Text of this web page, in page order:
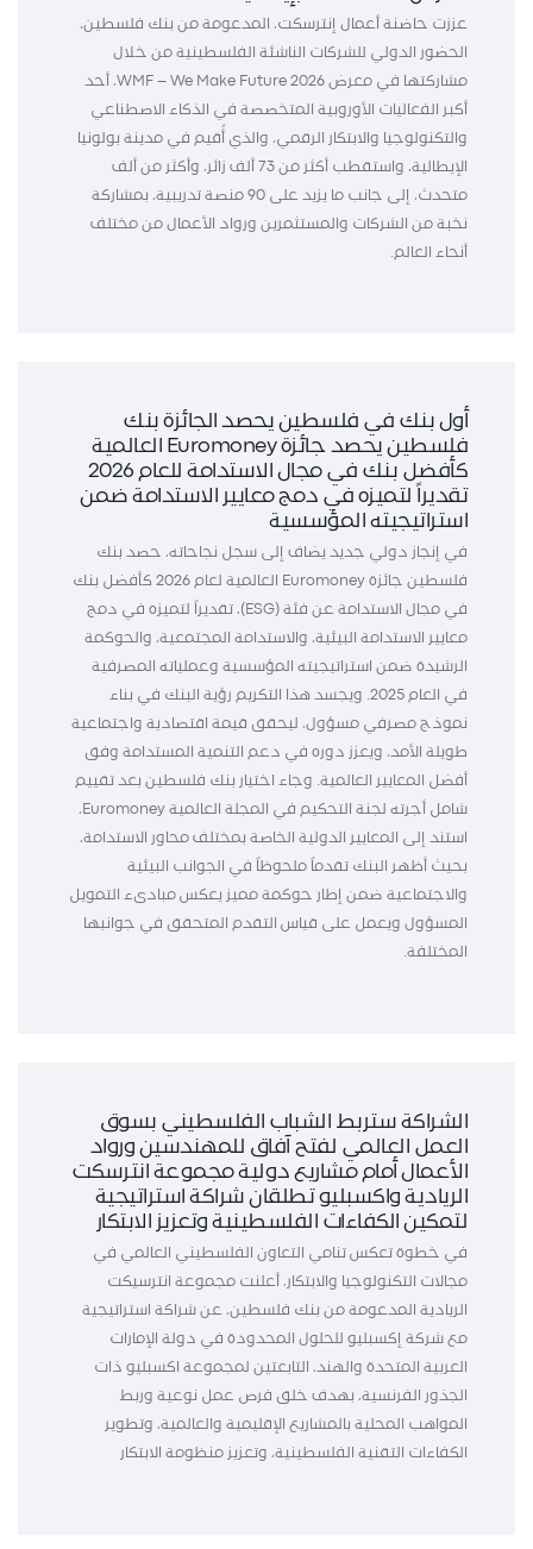
عززت حاضنة أعمال إنترسكت، المدعومة من بنك فلسطين،
الحضور الدولي للشركات الناشئة الفلسطينية من خلال
مشاركتها في معرض WMF – We Make Future 2026، أحد
أكبر الفعاليات الأوروبية المتخصصة في الذكاء الاصطناعي
والتكنولوجيا والابتكار الرقمي، والذي أُقيم في مدينة بولونيا
الإيطالية، واستقطب أكثر من 73 ألف زائر، وأكثر من ألف
متحدث، إلى جانب ما يزيد على 90 منصة تدريبية، بمشاركة
نخبة من الشركات والمستثمرين ورواد الأعمال من مختلف
أنحاء العالم.
أول بنك في فلسطين يحصد الجائزة بنك
فلسطين يحصد جائزة Euromoney العالمية
كأفضل بنك في مجال الاستدامة للعام 2026
تقديراً لتميزه في دمج معايير الاستدامة ضمن
استراتيجيته المؤسسية
في إنجاز دولي جديد يضاف إلى سجل نجاحاته، حصد بنك
فلسطين جائزة Euromoney العالمية لعام 2026 كأفضل بنك
في مجال الاستدامة عن فئة (ESG)، تقديراً لتميزه في دمج
معايير الاستدامة البيئية، والاستدامة المجتمعية، والحوكمة
الرشيدة ضمن استراتيجيته المؤسسية وعملياته المصرفية
في العام 2025. ويجسد هذا التكريم رؤية البنك في بناء
نموذج مصرفي مسؤول، ليحقق قيمة اقتصادية واجتماعية
طويلة الأمد، ويعزز دوره في دعم التنمية المستدامة وفق
أفضل المعايير العالمية. وجاء اختيار بنك فلسطين بعد تقييم
شامل أجرته لجنة التحكيم في المجلة العالمية Euromoney،
استند إلى المعايير الدولية الخاصة بمختلف محاور الاستدامة،
بحيث أظهر البنك تقدماً ملحوظاً في الجوانب البيئية
والاجتماعية ضمن إطار حوكمة مميز يعكس مبادىء التمويل
المسؤول ويعمل على قياس التقدم المتحقق في جوانبها
المختلفة.
الشراكة ستربط الشباب الفلسطيني بسوق
العمل العالمي لفتح آفاق للمهندسين ورواد
الأعمال أمام مشاريع دولية مجموعة انترسكت
الريادية واكسبليو تطلقان شراكة استراتيجية
لتمكين الكفاءات الفلسطينية وتعزيز الابتكار
في خطوة تعكس تنامي التعاون الفلسطيني العالمي في
مجالات التكنولوجيا والابتكار، أعلنت مجموعة انترسيكت
الريادية المدعومة من بنك فلسطين، عن شراكة استراتيجية
مع شركة إكسبليو للحلول المحدودة في دولة الإمارات
العربية المتحدة والهند، التابعتين لمجموعة اكسبليو ذات
الجذور الفرنسية، بهدف خلق فرص عمل نوعية وربط
المواهب المحلية بالمشاريع الإقليمية والعالمية، وتطوير
الكفاءات التقنية الفلسطينية، وتعزيز منظومة الابتكار